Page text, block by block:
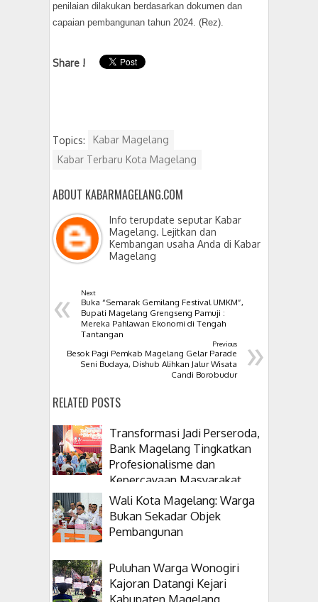
penilaian dilakukan berdasarkan dokumen dan
capaian pembangunan tahun 2024. (Rez).
Share !
Topics:
Kabar Magelang
Kabar Terbaru Kota Magelang
ABOUT KABARMAGELANG.COM
Info terupdate seputar Kabar
Magelang. Lejitkan dan
Kembangan usaha Anda di Kabar
Magelang
« Next
Buka “Semarak Gemilang Festival UMKM”,
Bupati Magelang Grengseng Pamuji :
Mereka Pahlawan Ekonomi di Tengah
Tantangan
»
Previous
Besok Pagi Pemkab Magelang Gelar Parade
Seni Budaya, Dishub Alihkan Jalur Wisata
Candi Borobudur
RELATED POSTS
Transformasi Jadi Perseroda,
Bank Magelang Tingkatkan
Profesionalisme dan
Kepercayaan Masyarakat
Wali Kota Magelang: Warga
Bukan Sekadar Objek
Pembangunan
Puluhan Warga Wonogiri
Kajoran Datangi Kejari
Kabupaten Magelang,